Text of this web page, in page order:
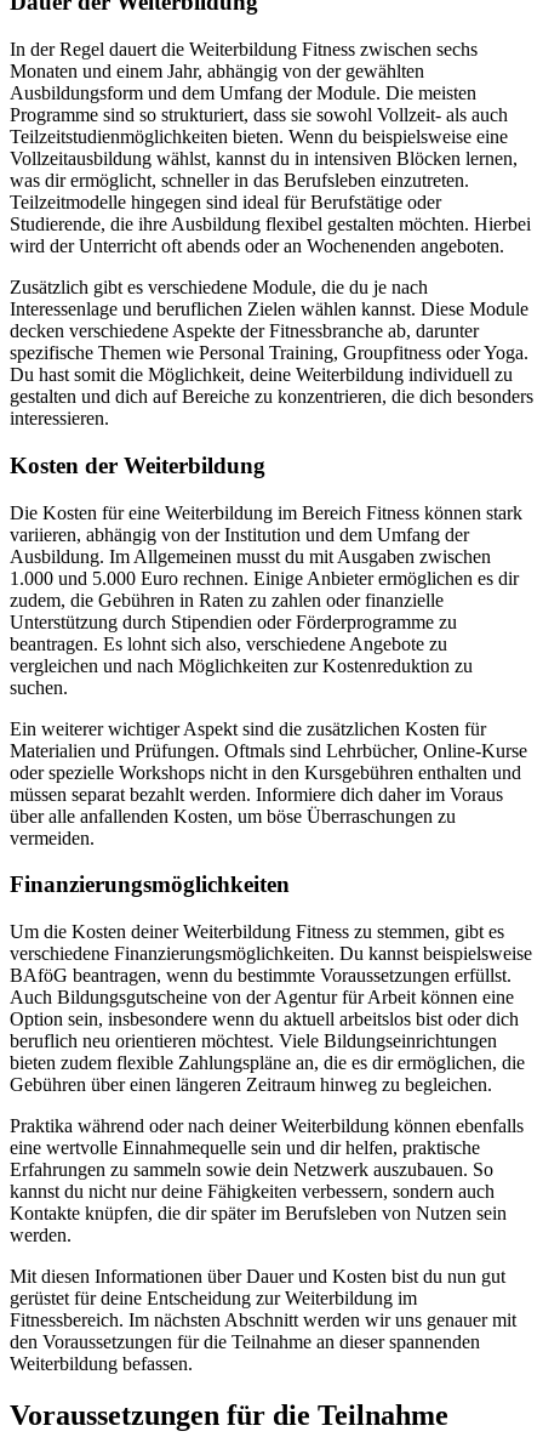
In der Regel dauert die Weiterbildung Fitness zwischen sechs
Monaten und einem Jahr, abhängig von der gewählten
Ausbildungsform und dem Umfang der Module. Die meisten
Programme sind so strukturiert, dass sie sowohl Vollzeit- als auch
Teilzeitstudienmöglichkeiten bieten. Wenn du beispielsweise eine
Vollzeitausbildung wählst, kannst du in intensiven Blöcken lernen,
was dir ermöglicht, schneller in das Berufsleben einzutreten.
Teilzeitmodelle hingegen sind ideal für Berufstätige oder
Studierende, die ihre Ausbildung flexibel gestalten möchten. Hierbei
wird der Unterricht oft abends oder an Wochenenden angeboten.
Zusätzlich gibt es verschiedene Module, die du je nach
Interessenlage und beruflichen Zielen wählen kannst. Diese Module
decken verschiedene Aspekte der Fitnessbranche ab, darunter
spezifische Themen wie Personal Training, Groupfitness oder Yoga.
Du hast somit die Möglichkeit, deine Weiterbildung individuell zu
gestalten und dich auf Bereiche zu konzentrieren, die dich besonders
interessieren.
Kosten der Weiterbildung
Die Kosten für eine Weiterbildung im Bereich Fitness können stark
variieren, abhängig von der Institution und dem Umfang der
Ausbildung. Im Allgemeinen musst du mit Ausgaben zwischen
1.000 und 5.000 Euro rechnen. Einige Anbieter ermöglichen es dir
zudem, die Gebühren in Raten zu zahlen oder finanzielle
Unterstützung durch Stipendien oder Förderprogramme zu
beantragen. Es lohnt sich also, verschiedene Angebote zu
vergleichen und nach Möglichkeiten zur Kostenreduktion zu
suchen.
Ein weiterer wichtiger Aspekt sind die zusätzlichen Kosten für
Materialien und Prüfungen. Oftmals sind Lehrbücher, Online-Kurse
oder spezielle Workshops nicht in den Kursgebühren enthalten und
müssen separat bezahlt werden. Informiere dich daher im Voraus
über alle anfallenden Kosten, um böse Überraschungen zu
vermeiden.
Finanzierungsmöglichkeiten
Um die Kosten deiner Weiterbildung Fitness zu stemmen, gibt es
verschiedene Finanzierungsmöglichkeiten. Du kannst beispielsweise
BAföG beantragen, wenn du bestimmte Voraussetzungen erfüllst.
Auch Bildungsgutscheine von der Agentur für Arbeit können eine
Option sein, insbesondere wenn du aktuell arbeitslos bist oder dich
beruflich neu orientieren möchtest. Viele Bildungseinrichtungen
bieten zudem flexible Zahlungspläne an, die es dir ermöglichen, die
Gebühren über einen längeren Zeitraum hinweg zu begleichen.
Praktika während oder nach deiner Weiterbildung können ebenfalls
eine wertvolle Einnahmequelle sein und dir helfen, praktische
Erfahrungen zu sammeln sowie dein Netzwerk auszubauen. So
kannst du nicht nur deine Fähigkeiten verbessern, sondern auch
Kontakte knüpfen, die dir später im Berufsleben von Nutzen sein
werden.
Mit diesen Informationen über Dauer und Kosten bist du nun gut
gerüstet für deine Entscheidung zur Weiterbildung im
Fitnessbereich. Im nächsten Abschnitt werden wir uns genauer mit
den Voraussetzungen für die Teilnahme an dieser spannenden
Weiterbildung befassen.
Voraussetzungen für die Teilnahme